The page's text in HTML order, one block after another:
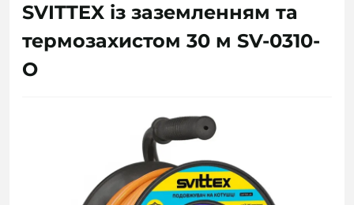
SVITTEX із заземленням та
термозахистом 30 м SV-0310-
O